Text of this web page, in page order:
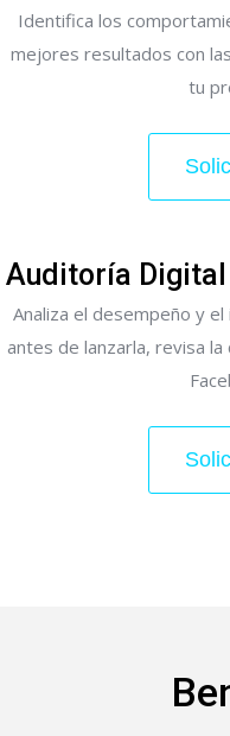
Identifica los
mejores resultados con
tu
Auditoría Digital
Analiza el desempeño y
antes de lanzarla, revisa